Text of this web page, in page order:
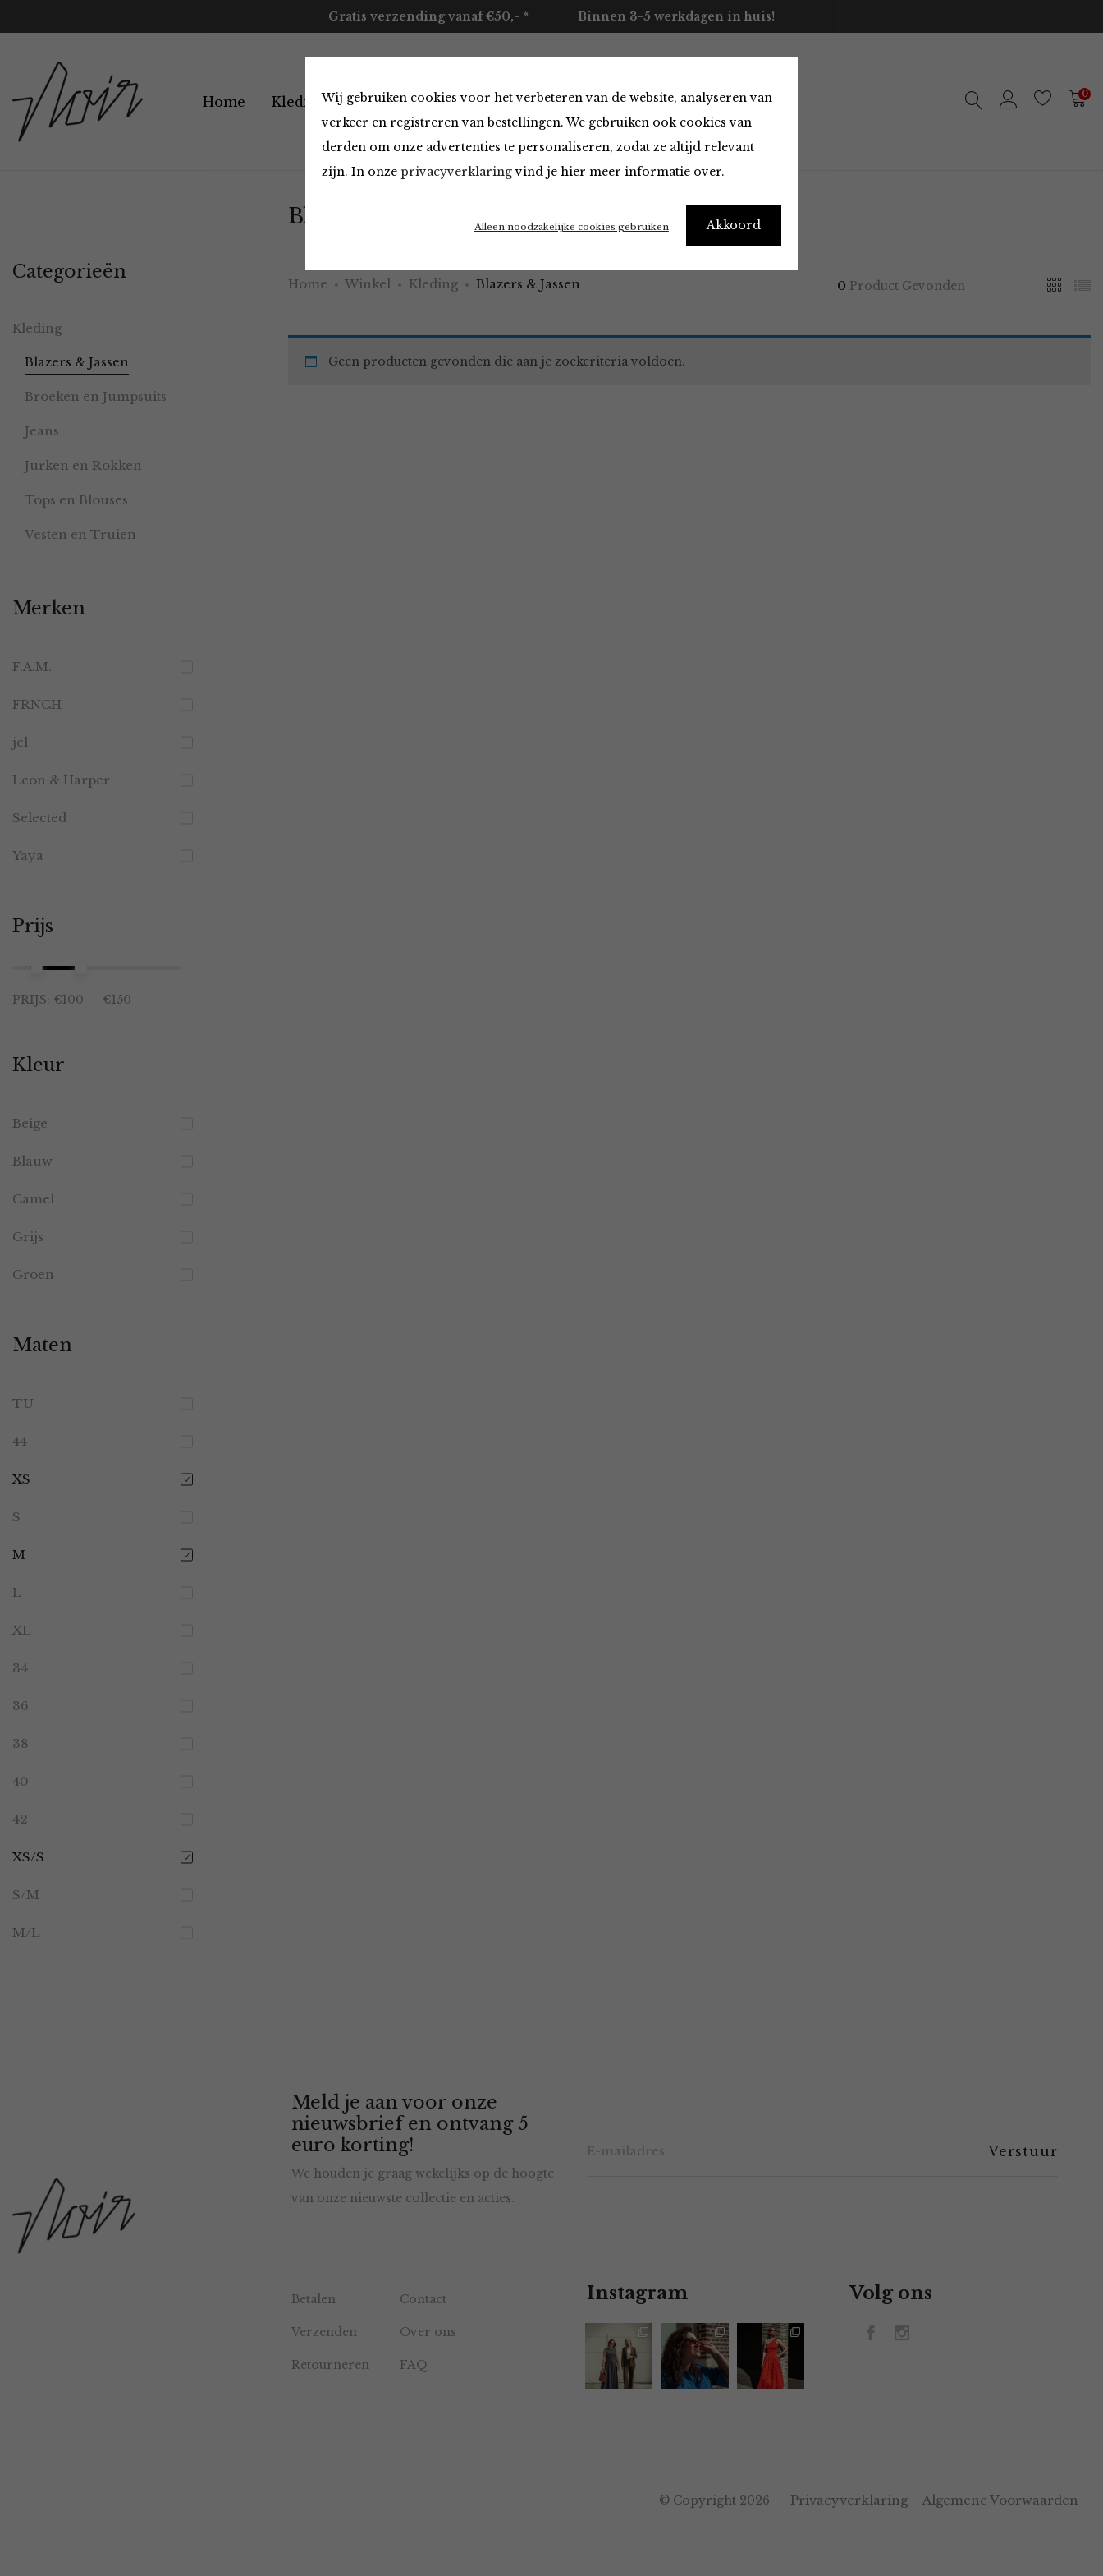
Wij gebruiken cookies voor het verbeteren van de website, analyseren van
verkeer en registreren van bestellingen. We gebruiken ook cookies van
derden om onze advertenties te personaliseren, zodat ze altijd relevant
zijn. In onze privacyverklaringvind je hier meer informatie over.
Akkoord
Alleen noodzakelijke cookies gebruiken
Gratis verzending vanaf €50,- * Binnen 3-5 werkdagen in huis!
Home Kleding Accessoires Merken Over ons Contact 0
Blazers & Jassen
Home Winkel Kleding Blazers & Jassen 0 Product Gevonden
Geen producten gevonden die aan je zoekcriteria voldoen.
Categorieën
Kleding
Blazers & Jassen
Broeken en Jumpsuits
Jeans
Jurken en Rokken
Tops en Blouses
Vesten en Truien
Merken
F.A.M.
FRNCH
jcl
Leon & Harper
Selected
Yaya
Prijs
PRIJS: €100 — €150
Kleur
Beige
Blauw
Camel
Grijs
Groen
Maten
TU
44
XS
S
M
L
XL
34
36
38
40
42
XS/S
S/M
M/L
Meld je aan voor onze
nieuwsbrief en ontvang 5
euro korting!
We houden je graag wekelijks op de hoogte
van onze nieuwste collectie en acties.
Betalen Contact
Verzenden Over ons
Retourneren FAQ
Instagram Volg ons
© Copyright 2026 Privacyverklaring Algemene Voorwaarden